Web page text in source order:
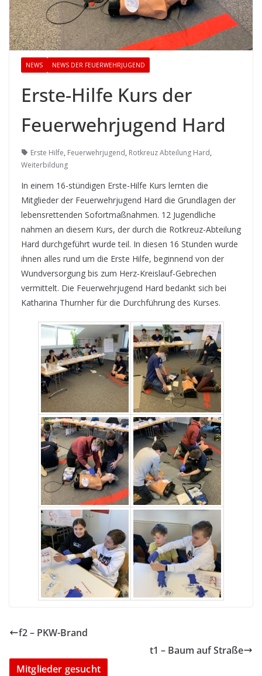
NEWS NEWS DER FEUERWEHRJUGEND
Erste-Hilfe Kurs der
Feuerwehrjugend Hard
Erste Hilfe, Feuerwehrjugend, Rotkreuz Abteilung Hard,
Weiterbildung
In einem 16-stündigen Erste-Hilfe Kurs lernten die
Mitglieder der Feuerwehrjugend Hard die Grundlagen der
lebensrettenden Sofortmaßnahmen. 12 Jugendliche
nahmen an diesem Kurs, der durch die Rotkreuz-Abteilung
Hard durchgeführt wurde teil. In diesen 16 Stunden wurde
ihnen alles rund um die Erste Hilfe, beginnend von der
Wundversorgung bis zum Herz-Kreislauf-Gebrechen
vermittelt. Die Feuerwehrjugend Hard bedankt sich bei
Katharina Thurnher für die Durchführung des Kurses.
f2 – PKW-Brand
t1 – Baum auf Straße
Mitglieder gesucht